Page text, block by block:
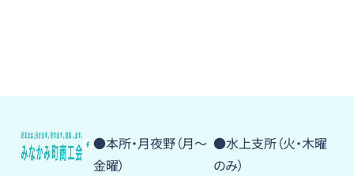
●本所・月夜野（月〜
金曜）
●水上支所（火・木曜
のみ）